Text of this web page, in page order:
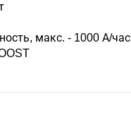
макс. - 1000 А/час